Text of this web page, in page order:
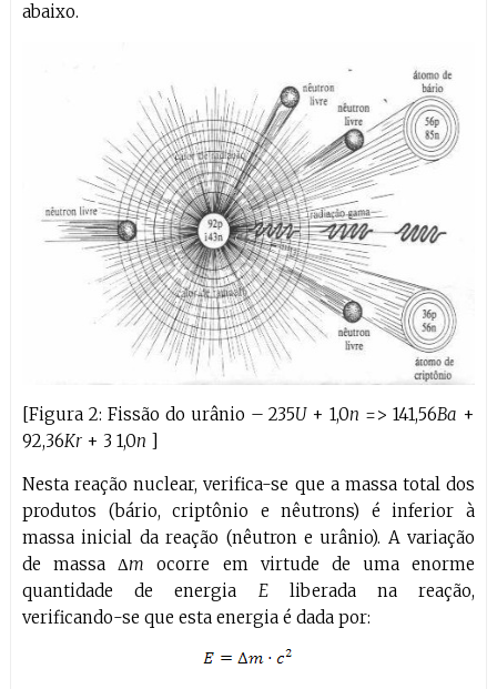
abaixo.
[Figura 2: Fissão do urânio – 235U+ 1,0n => 141,56Ba +
92,36Kr+ 3 1,0n ]
Nesta reação nuclear, verifica-se que a massa total dos
produtos (bário, criptônio e nêutrons) é inferior à
massa inicial da reação (nêutron e urânio). A variação
de massa Δm ocorre em virtude de uma enorme
quantidade de energia Eliberada na reação,
verificando-se que esta energia é dada por: